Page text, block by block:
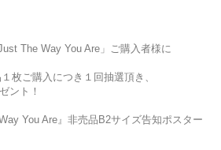
The Way You Are」ご購入者様に
枚ご購入につき１回抽選頂き、
ント！
You Are』非売品B2サイズ告知ポスター